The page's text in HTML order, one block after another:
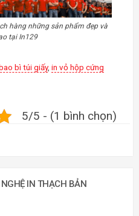
hàng những sản phẩm đẹp và
tại In129
bì túi giấy, in vỏ hộp cứng
5/5 - (1 bình chọn)
IN THẠCH BẢN